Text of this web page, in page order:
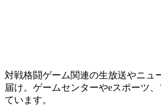
対戦格闘ゲーム関連の生放送やニュ
届け。ゲームセンターやeスポーツ
ています。